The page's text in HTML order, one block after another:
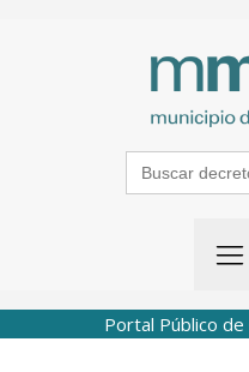
Search
for:
Portal Público